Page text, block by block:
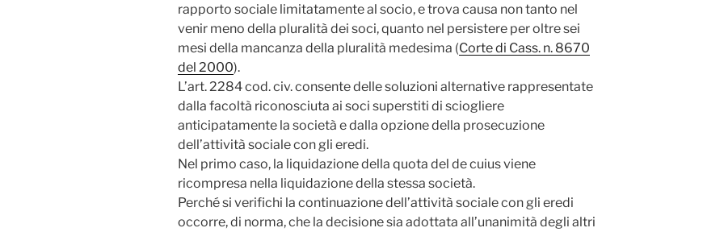
rapporto sociale limitatamente al socio, e trova causa non tanto nel
venir meno della pluralità dei soci, quanto nel persistere per oltre sei
mesi della mancanza della pluralità medesima (Corte di Cass. n. 8670
del 2000).
L’art. 2284 cod. civ. consente delle soluzioni alternative rappresentate
dalla facoltà riconosciuta ai soci superstiti di sciogliere
anticipatamente la società e dalla opzione della prosecuzione
dell’attività sociale con gli eredi.
Nel primo caso, la liquidazione della quota del de cuius viene
ricompresa nella liquidazione della stessa società.
Perché si verifichi la continuazione dell’attività sociale con gli eredi
occorre, di norma, che la decisione sia adottata all’unanimità degli altri